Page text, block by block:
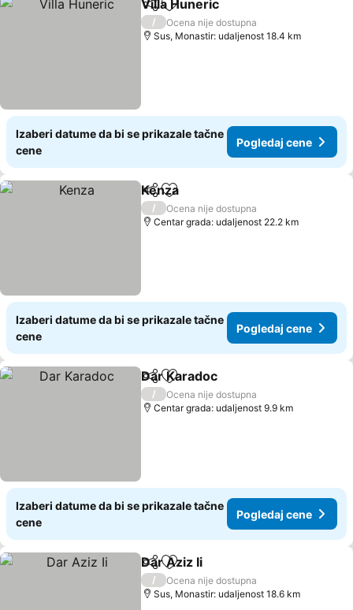
Deli Dodati u favorite
Villa Huneric
/
Ocena nije dostupna
Sus, Monastir: udaljenost 18.4 km
Izaberi datume da bi se prikazale tačne
cene
Pogledaj cene
Deli Dodati u favorite
Kenza
/
Ocena nije dostupna
Centar grada: udaljenost 22.2 km
Izaberi datume da bi se prikazale tačne
cene
Pogledaj cene
Deli Dodati u favorite
Dar Karadoc
/
Ocena nije dostupna
Centar grada: udaljenost 9.9 km
Izaberi datume da bi se prikazale tačne
cene
Pogledaj cene
Deli Dodati u favorite
Dar Aziz Ii
/
Ocena nije dostupna
Sus, Monastir: udaljenost 18.6 km